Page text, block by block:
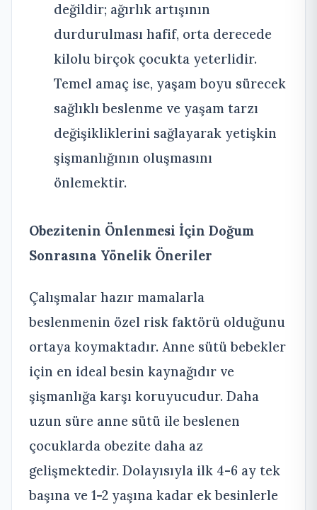
değildir; ağırlık artışının
durdurulması hafif, orta derecede
kilolu birçok çocukta yeterlidir.
Temel amaç ise, yaşam boyu sürecek
sağlıklı beslenme ve yaşam tarzı
değişikliklerini sağlayarak yetişkin
şişmanlığının oluşmasını
önlemektir.
Obezitenin Önlenmesi İçin Doğum
Sonrasına Yönelik Öneriler
Çalışmalar hazır mamalarla
beslenmenin özel risk faktörü olduğunu
ortaya koymaktadır. Anne sütü bebekler
için en ideal besin kaynağıdır ve
şişmanlığa karşı koruyucudur. Daha
uzun süre anne sütü ile beslenen
çocuklarda obezite daha az
gelişmektedir. Dolayısıyla ilk 4-6 ay tek
başına ve 1-2 yaşına kadar ek besinlerle